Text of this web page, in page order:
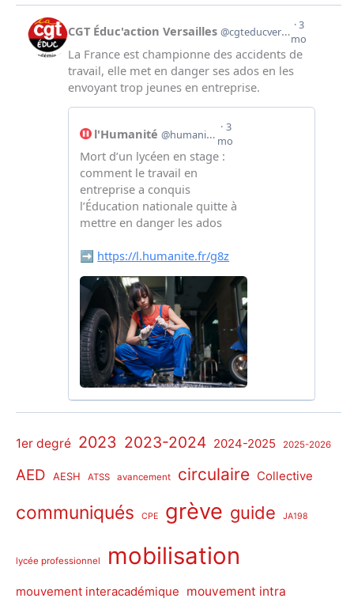
1er degré 2023 2023-2024 2024-2025 2025-2026
AED AESH ATSS avancement circulaire Collective
communiqués CPE grève guide JA198
lycée professionnel mobilisation
mouvement interacadémique mouvement intra